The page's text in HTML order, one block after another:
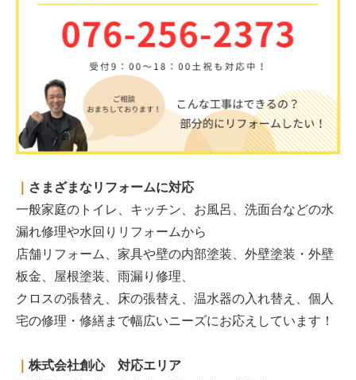
さまざまなリフォームに対応
一般家庭のトイレ、キッチン、お風呂、洗面台などの水
漏れ修理や水回りリフォームから
店舗リフォーム、家具や壁の内部塗装、外壁塗装・外壁
板金、屋根塗装、雨漏り修理、
クロスの張替え、床の張替え、温水器の入れ替え、個人
宅の修理・修繕まで幅広いニーズにお応えしています！
株式会社創心 対応エリア